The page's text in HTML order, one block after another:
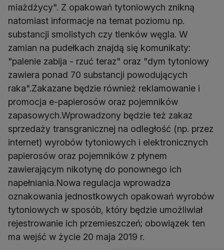
miażdżycy". Z opakowań tytoniowych znikną
natomiast informacje na temat poziomu np.
substancji smolistych czy tlenków węgla. W
zamian na pudełkach znajdą się komunikaty:
"palenie zabija - rzuć teraz" oraz "dym tytoniowy
zawiera ponad 70 substancji powodujących
raka".Zakazane będzie również reklamowanie i
promocja e-papierosów oraz pojemników
zapasowych.Wprowadzony będzie też zakaz
sprzedaży transgranicznej na odległość (np. przez
internet) wyrobów tytoniowych i elektronicznych
papierosów oraz pojemników z płynem
zawierającym nikotynę do ponownego ich
napełniania.Nowa regulacja wprowadza
oznakowania jednostkowych opakowań wyrobów
tytoniowych w sposób, który będzie umożliwiał
rejestrowanie ich przemieszczeń; obowiązek ten
ma wejść w życie 20 maja 2019 r.